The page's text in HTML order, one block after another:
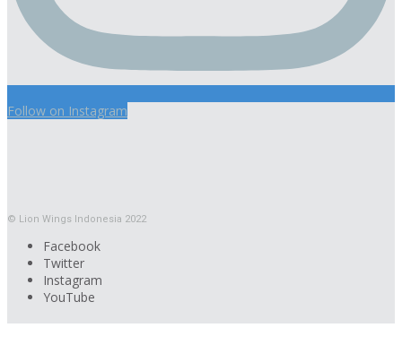
Follow on Instagram
© Lion Wings Indonesia 2022
Facebook
Twitter
Instagram
YouTube